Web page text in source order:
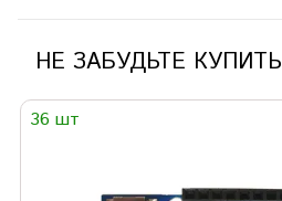
НЕ ЗАБУДЬТЕ КУПИТЬ
36 шт